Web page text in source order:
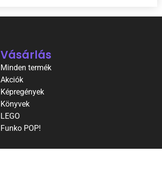
Vásárlás
Minden termék
Akciók
Képregények
Könyvek
LEGO
Funko POP!